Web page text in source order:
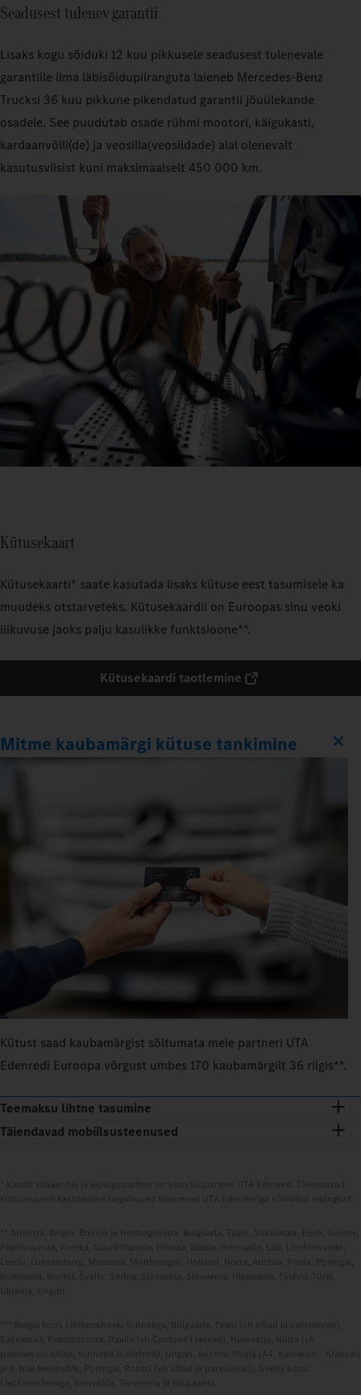
Seadusest tulenev garantii
Lisaks kogu sõiduki 12 kuu pikkusele seadusest tulenevale
garantiile ilma läbisõidupiiranguta laieneb Mercedes‑Benz
Trucksi 36 kuu pikkune pikendatud garantii jõuülekande
osadele. See puudutab osade rühmi mootori, käigukasti,
kardaanvõlli(de) ja veosilla(veosildade) alal olenevalt
kasutusviisist kuni maksimaalselt 450 000 km.
Kütusekaart
Kütusekaarti* saate kasutada lisaks kütuse eest tasumisele ka
muudeks otstarveteks. Kütusekaardil on Euroopas sinu veoki
liikuvuse jaoks palju kasulikke funktsioone**.
Kütusekaardi taotlemine
Mitme kaubamärgi kütuse tankimine
Kütust saad kaubamärgist sõltumata meie partneri UTA
Edenredi Euroopa võrgust umbes 170 kaubamärgilt 36 riigis**.
Teemaksu lihtne tasumine
Täiendavad mobiilsusteenused